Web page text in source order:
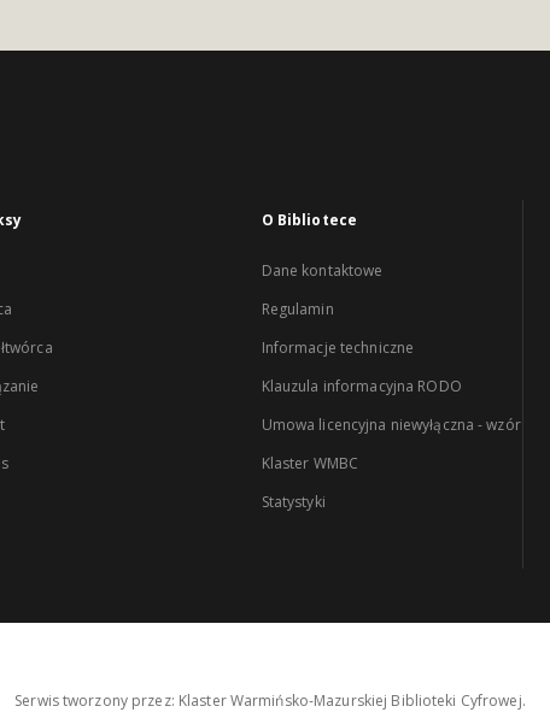
O Bibliotece
Dane kontaktowe
Regulamin
Informacje techniczne
Klauzula informacyjna RODO
Umowa licencyjna niewyłączna - wzór
Klaster WMBC
Statystyki
Serwis tworzony przez: Klaster Warmińsko-Mazurskiej Biblioteki Cyfrowej.